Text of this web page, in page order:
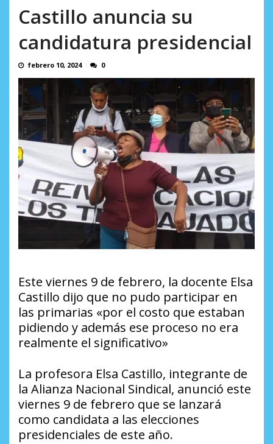
AGOSTO 6, 2026
Castillo anuncia su
candidatura presidencial
febrero 10, 2024 0
Este viernes 9 de febrero, la docente Elsa
Castillo dijo que no pudo participar en
las primarias «por el costo que estaban
pidiendo y además ese proceso no era
realmente el significativo»
La profesora Elsa Castillo, integrante de
la Alianza Nacional Sindical, anunció este
viernes 9 de febrero que se lanzará
como candidata a las elecciones
presidenciales de este año.